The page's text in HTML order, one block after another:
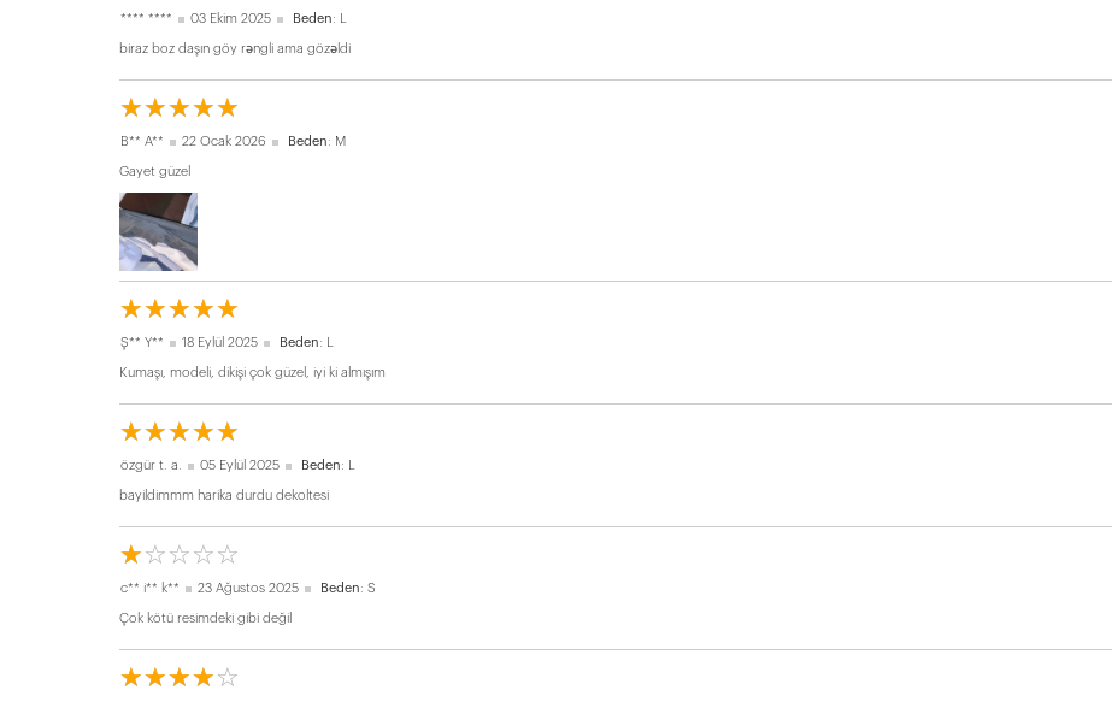
**** **** 03 Ekim 2025 Beden: L
biraz boz daşın göy rəngli ama gözəldi
☆☆☆☆☆
★★★★★
B** A** 22 Ocak 2026 Beden: M
Gayet güzel
☆☆☆☆☆
★★★★★
Ş** Y** 18 Eylül 2025 Beden: L
Kumaşı, modeli, dikişi çok güzel, iyi ki almışım
☆☆☆☆☆
★★★★★
özgür t. a. 05 Eylül 2025 Beden: L
bayildimmm harika durdu dekoltesi
☆☆☆☆☆
★★★★★
c** i** k** 23 Ağustos 2025 Beden: S
Çok kötü resimdeki gibi değil
☆☆☆☆☆
★★★★★